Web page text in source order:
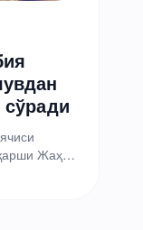
сўради
Жаҳон